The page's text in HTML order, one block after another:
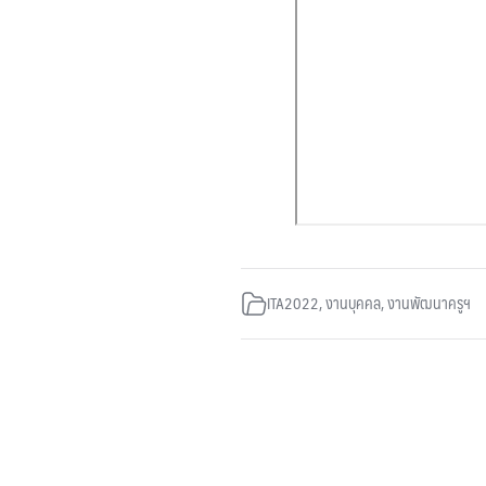
ITA2022,งานบุคคล,งานพัฒนาครูฯ